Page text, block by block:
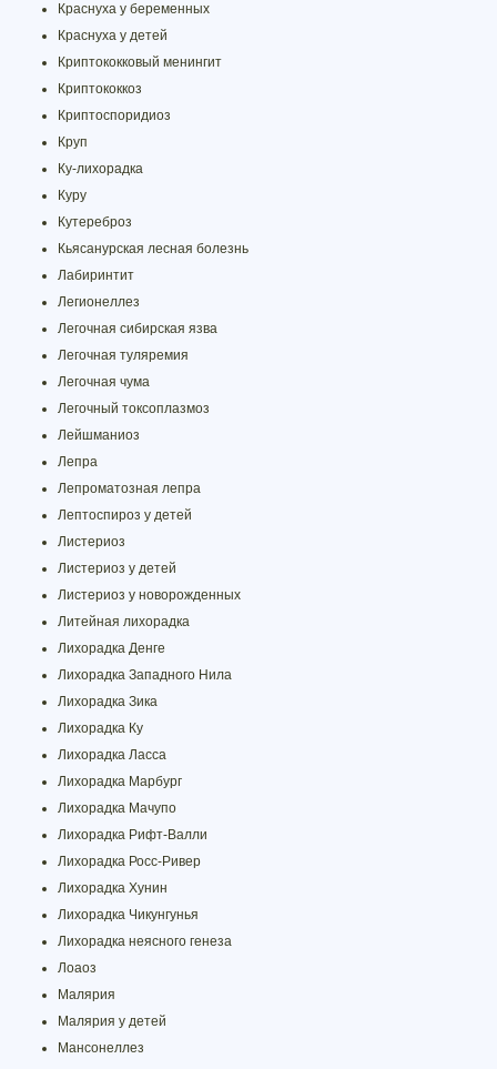
Краснуха у беременных
Краснуха у детей
Криптококковый менингит
Криптококкоз
Криптоспоридиоз
Круп
Ку-лихорадка
Куру
Кутереброз
Кьясанурская лесная болезнь
Лабиринтит
Легионеллез
Легочная сибирская язва
Легочная туляремия
Легочная чума
Легочный токсоплазмоз
Лейшманиоз
Лепра
Лепроматозная лепра
Лептоспироз у детей
Листериоз
Листериоз у детей
Листериоз у новорожденных
Литейная лихорадка
Лихорадка Денге
Лихорадка Западного Нила
Лихорадка Зика
Лихорадка Ку
Лихорадка Ласса
Лихорадка Марбург
Лихорадка Мачупо
Лихорадка Рифт-Валли
Лихорадка Росс-Ривер
Лихорадка Хунин
Лихорадка Чикунгунья
Лихорадка неясного генеза
Лоаоз
Малярия
Малярия у детей
Мансонеллез